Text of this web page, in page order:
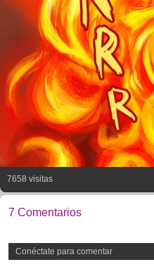
7658 visitas
7 Comentarios
Conéctate para comentar